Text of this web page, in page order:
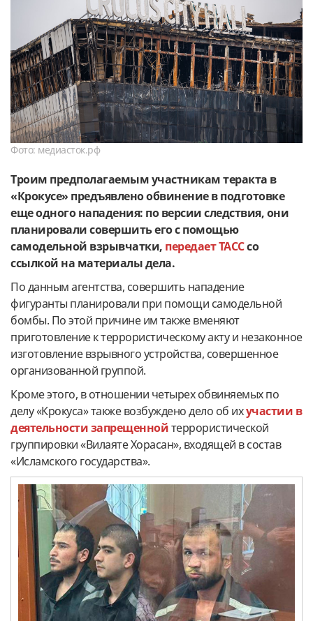
Фото: медиасток.рф
Троим предполагаемым участникам теракта в
«Крокусе» предъявлено обвинение в подготовке
еще одного нападения: по версии следствия, они
планировали совершить его с помощью
самодельной взрывчатки, передает ТАССсо
ссылкой на материалы дела.
По данным агентства, совершить нападение
фигуранты планировали при помощи самодельной
бомбы. По этой причине им также вменяют
приготовление к террористическому акту и незаконное
изготовление взрывного устройства, совершенное
организованной группой.
Кроме этого, в отношении четырех обвиняемых по
делу «Крокуса» также возбуждено дело об ихучастии в
деятельности запрещеннойтеррористической
группировки «Вилаяте Хорасан», входящей в состав
«Исламского государства».